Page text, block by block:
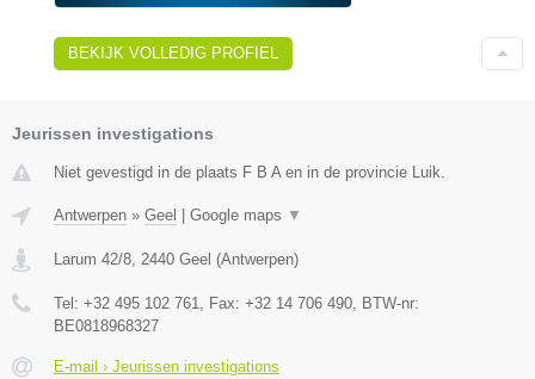
BEKIJK VOLLEDIG PROFIEL
Jeurissen investigations
Niet gevestigd in de plaats F B A en in de provincie Luik.
Antwerpen » Geel | Google maps ▼
Larum 42/8 2440 Geel (Antwerpen)
Tel: +32 495 102 761 , Fax: +32 14 706 490 , BTW-nr:
BE0818968327
E-mail › Jeurissen investigations